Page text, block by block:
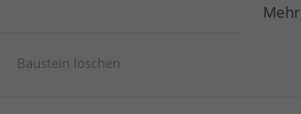
Mehr
Baustein löschen